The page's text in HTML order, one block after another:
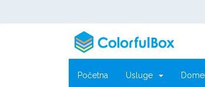
Početna Usluge